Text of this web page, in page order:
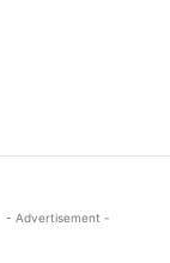
- Advertisement -